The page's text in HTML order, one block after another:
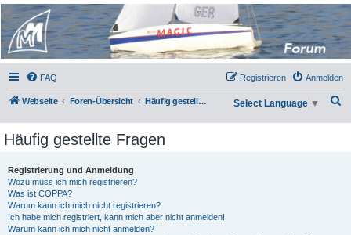
Micro Magic Forum
Deutschland
FAQ Anmelden
Registrieren
Webseite Foren-Übersicht Häufig gestellte Fragen Select Language ▼
Häufig gestellte Fragen
Registrierung und Anmeldung
Wozu muss ich mich registrieren?
Was ist COPPA?
Warum kann ich mich nicht registrieren?
Ich habe mich registriert, kann mich aber nicht anmelden!
Warum kann ich mich nicht anmelden?